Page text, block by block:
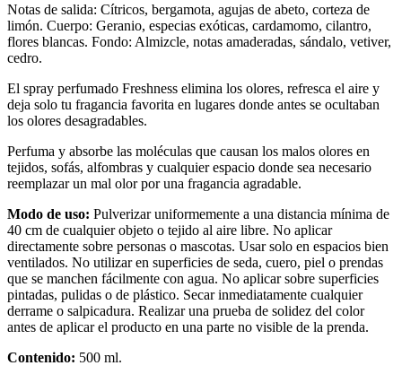
Notas de salida: Cítricos, bergamota, agujas de abeto, corteza de
limón. Cuerpo: Geranio, especias exóticas, cardamomo, cilantro,
flores blancas. Fondo: Almizcle, notas amaderadas, sándalo, vetiver,
cedro.
El spray perfumado Freshness elimina los olores, refresca el aire y
deja solo tu fragancia favorita en lugares donde antes se ocultaban
los olores desagradables.
Perfuma y absorbe las moléculas que causan los malos olores en
tejidos, sofás, alfombras y cualquier espacio donde sea necesario
reemplazar un mal olor por una fragancia agradable.
Modo de uso: Pulverizar uniformemente a una distancia mínima de
40 cm de cualquier objeto o tejido al aire libre. No aplicar
directamente sobre personas o mascotas. Usar solo en espacios bien
ventilados. No utilizar en superficies de seda, cuero, piel o prendas
que se manchen fácilmente con agua. No aplicar sobre superficies
pintadas, pulidas o de plástico. Secar inmediatamente cualquier
derrame o salpicadura. Realizar una prueba de solidez del color
antes de aplicar el producto en una parte no visible de la prenda.
Contenido: 500 ml.